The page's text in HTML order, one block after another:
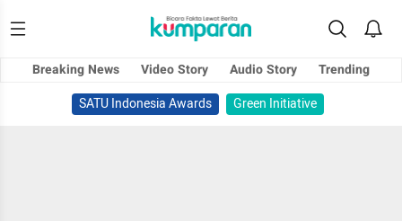
Breaking News Video Story Audio Story
Trending
SATU Indonesia Awards
Green Initiative